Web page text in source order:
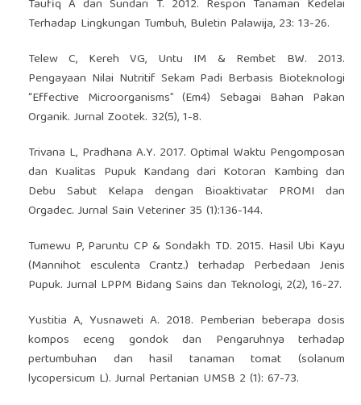
Taufiq A dan Sundari T. 2012. Respon Tanaman Kedelai
Terhadap Lingkungan Tumbuh, Buletin Palawija, 23: 13-26.
Telew C, Kereh VG, Untu IM & Rembet BW. 2013.
Pengayaan Nilai Nutritif Sekam Padi Berbasis Bioteknologi
“Effective Microorganisms” (Em4) Sebagai Bahan Pakan
Organik. Jurnal Zootek. 32(5), 1-8.
Trivana L, Pradhana A.Y. 2017. Optimal Waktu Pengomposan
dan Kualitas Pupuk Kandang dari Kotoran Kambing dan
Debu Sabut Kelapa dengan Bioaktivatar PROMI dan
Orgadec. Jurnal Sain Veteriner 35 (1):136-144.
Tumewu P, Paruntu CP & Sondakh TD. 2015. Hasil Ubi Kayu
(Mannihot esculenta Crantz.) terhadap Perbedaan Jenis
Pupuk. Jurnal LPPM Bidang Sains dan Teknologi, 2(2), 16-27.
Yustitia A, Yusnaweti A. 2018. Pemberian beberapa dosis
kompos eceng gondok dan Pengaruhnya terhadap
pertumbuhan dan hasil tanaman tomat (solanum
lycopersicum L). Jurnal Pertanian UMSB 2 (1): 67-73.